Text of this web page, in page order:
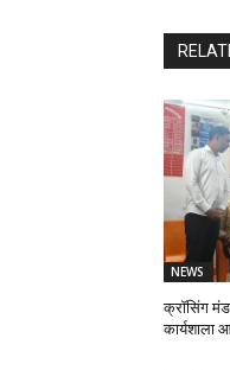
NEWS
क्रॉसिंग
कार्यशाला